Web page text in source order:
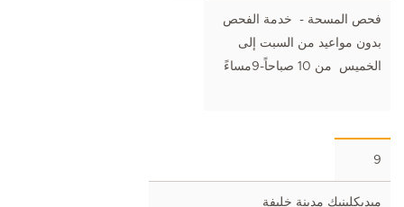
فحص المسحة - خدمة الفحص
بدون مواعيد من السبت إلى
الخميس من 10 صباحاً-9مساءً
9
ميديكلينيك مدينة خليفة